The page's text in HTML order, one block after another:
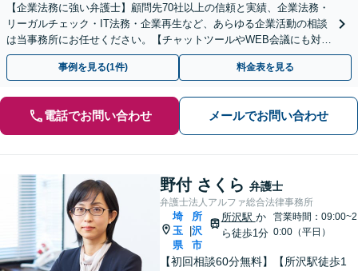
【企業法務に強い弁護士】顧問先70社以上の信頼と実績、企業法務・
リーガルチェック・IT法務・企業再生など、あらゆる企業活動の相談
は当事務所にお任せください。【チャットツールやWEB会議にも対
応】
事例を見る(1件) 料金表を見る
電話でお問い合わせ メールでお問い合わせ
野付 さくら 弁護士
弁護士法人アルファ総合法律事務所
埼
玉
県
所
沢
市
所沢駅 か
ら徒歩1分
営業時間：09:00~2
0:00（平日）
【初回相談60分無料】【所沢駅徒歩1